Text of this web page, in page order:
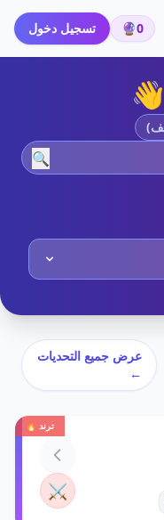
0
🔮 تسجيل دخول
👋
🔍
عرض جميع التحديات
←
ترند 🔥
⚔️